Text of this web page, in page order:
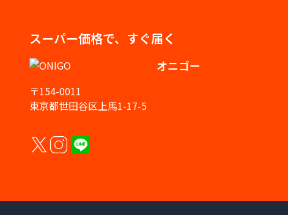
スーパー価格で、すぐ届く
オニゴー
〒154-0011
東京都世田谷区上馬1-17-5